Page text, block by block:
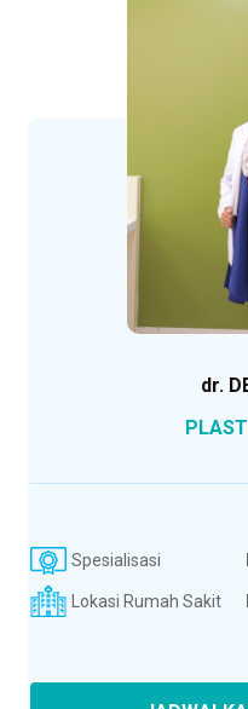
dr.
Spesialisasi
Lokasi Rumah Sakit